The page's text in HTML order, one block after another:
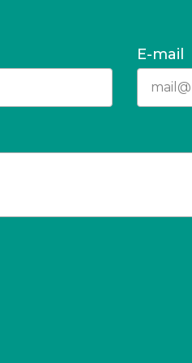
E-mail